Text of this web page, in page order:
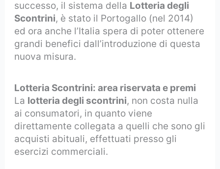
successo, il sistema della Lotteria degli
Scontrini, è stato il Portogallo (nel 2014)
ed ora anche l’Italia spera di poter ottenere
grandi benefici dall’introduzione di questa
nuova misura.
Lotteria Scontrini: area riservata e premi
La lotteria degli scontrini, non costa nulla
ai consumatori, in quanto viene
direttamente collegata a quelli che sono gli
acquisti abituali, effettuati presso gli
esercizi commerciali.